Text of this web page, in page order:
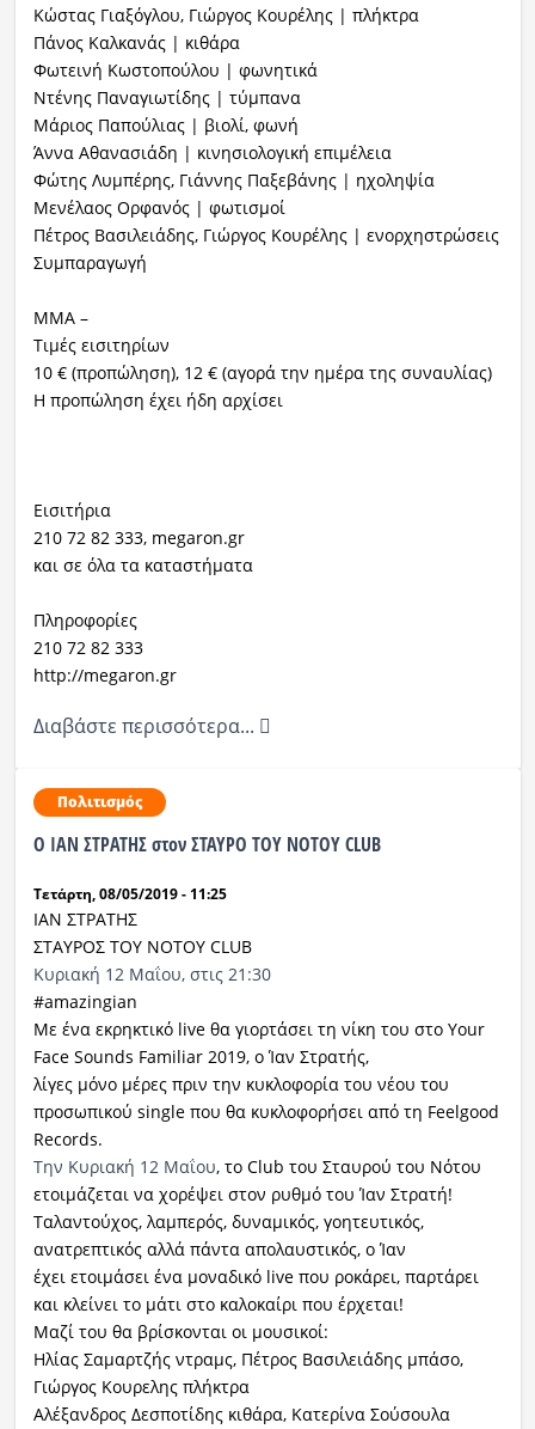
Κώστας Γιαξόγλου, Γιώργος Κουρέλης | πλήκτρα
Πάνος Καλκανάς | κιθάρα
Φωτεινή Κωστοπούλου | φωνητικά
Ντένης Παναγιωτίδης | τύμπανα
Μάριος Παπούλιας | βιολί, φωνή
Άννα Αθανασιάδη | κινησιολογική επιμέλεια
Φώτης Λυμπέρης, Γιάννης Παξεβάνης | ηχοληψία
Μενέλαος Ορφανός | φωτισμοί
Πέτρος Βασιλειάδης, Γιώργος Κουρέλης | ενορχηστρώσεις
Συμπαραγωγή
ΜΜΑ –
Τιμές εισιτηρίων
10 € (προπώληση), 12 € (αγορά την ημέρα της συναυλίας)
Η προπώληση έχει ήδη αρχίσει
Eισιτήρια
210 72 82 333, megaron.gr
και σε όλα τα καταστήματα
Πληροφορίες
210 72 82 333
http://megaron.gr
Διαβάστε περισσότερα...
Πολιτισμός
Ο ΙΑΝ ΣΤΡΑΤΗΣ στον ΣΤΑΥΡΟ ΤΟΥ ΝΟΤΟΥ CLUB
Τετάρτη, 08/05/2019 - 11:25
ΙΑΝ ΣΤΡΑΤΗΣ
ΣΤΑΥΡΟΣ ΤΟΥ ΝΟΤΟΥ CLUB
Κυριακή 12 Μαΐου, στις 21:30
#amazingian
Με ένα εκρηκτικό live θα γιορτάσει τη νίκη του στο Your
Face Sounds Familiar 2019, ο Ίαν Στρατής,
λίγες μόνο μέρες πριν την κυκλοφορία του νέου του
προσωπικού single που θα κυκλοφορήσει από τη Feelgood
Records.
Την Κυριακή 12 Μαΐου, το Club του Σταυρού του Νότου
ετοιμάζεται να χορέψει στον ρυθμό του Ίαν Στρατή!
Ταλαντούχος, λαμπερός, δυναμικός, γοητευτικός,
ανατρεπτικός αλλά πάντα απολαυστικός, ο Ίαν
έχει ετοιμάσει ένα μοναδικό live που ροκάρει, παρτάρει
και κλείνει το μάτι στο καλοκαίρι που έρχεται!
Μαζί του θα βρίσκονται οι μουσικοί:
Ηλίας Σαμαρτζής ντραμς, Πέτρος Βασιλειάδης μπάσο,
Γιώργος Κουρελης πλήκτρα
Αλέξανδρος Δεσποτίδης κιθάρα, Κατερίνα Σούσουλα